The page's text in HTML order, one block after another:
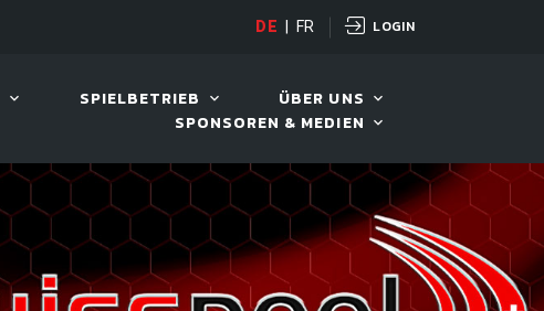
10. AUG. 2026, 19:00
DE FR LOGIN
SPIELBETRIEB
ÜBER UNS
SPONSOREN & MEDIEN